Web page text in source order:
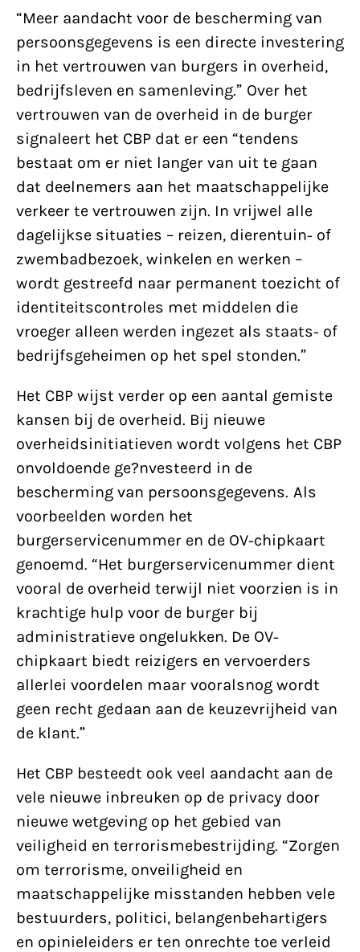
“Meer aandacht voor de bescherming van
persoonsgegevens is een directe investering
in het vertrouwen van burgers in overheid,
bedrijfsleven en samenleving.” Over het
vertrouwen van de overheid in de burger
signaleert het CBP dat er een “tendens
bestaat om er niet langer van uit te gaan
dat deelnemers aan het maatschappelijke
verkeer te vertrouwen zijn. In vrijwel alle
dagelijkse situaties – reizen, dierentuin- of
zwembadbezoek, winkelen en werken –
wordt gestreefd naar permanent toezicht of
identiteitscontroles met middelen die
vroeger alleen werden ingezet als staats- of
bedrijfsgeheimen op het spel stonden.”
Het CBP wijst verder op een aantal gemiste
kansen bij de overheid. Bij nieuwe
overheidsinitiatieven wordt volgens het CBP
onvoldoende ge?nvesteerd in de
bescherming van persoonsgegevens. Als
voorbeelden worden het
burgerservicenummer en de OV-chipkaart
genoemd. “Het burgerservicenummer dient
vooral de overheid terwijl niet voorzien is in
krachtige hulp voor de burger bij
administratieve ongelukken. De OV-
chipkaart biedt reizigers en vervoerders
allerlei voordelen maar vooralsnog wordt
geen recht gedaan aan de keuzevrijheid van
de klant.”
Het CBP besteedt ook veel aandacht aan de
vele nieuwe inbreuken op de privacy door
nieuwe wetgeving op het gebied van
veiligheid en terrorismebestrijding. “Zorgen
om terrorisme, onveiligheid en
maatschappelijke misstanden hebben vele
bestuurders, politici, belangenbehartigers
en opinieleiders er ten onrechte toe verleid